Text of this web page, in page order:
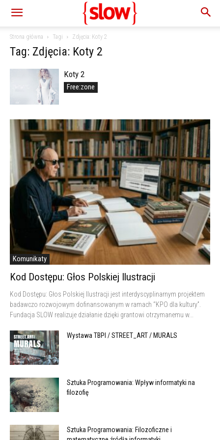
Strona główna Tagi Zdjęcia: Koty 2
Tag: Zdjęcia: Koty 2
Koty 2
Free:zone
Komunikaty
Kod Dostępu: Głos Polskiej Ilustracji
Kod Dostępu: Głos Polskiej Ilustracji jest interdyscyplinarnym projektem
badawczo rozwojowym dofinansowanym w ramach “KPO dla kultury”.
Fundacja SLOW realizuje działanie dzięki grantowi otrzymanemu w...
Wystawa TBPI / STREET_ART / MURALS
Sztuka Programowania: Wpływ informatyki na
filozofię
Sztuka Programowania: Filozoficzne i